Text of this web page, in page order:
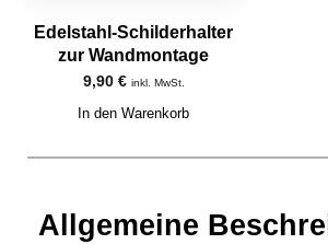
Edelstahl-Schilderhalter
zur Wandmontage
9,90 € inkl. MwSt.
In den Warenkorb
Allgemeine